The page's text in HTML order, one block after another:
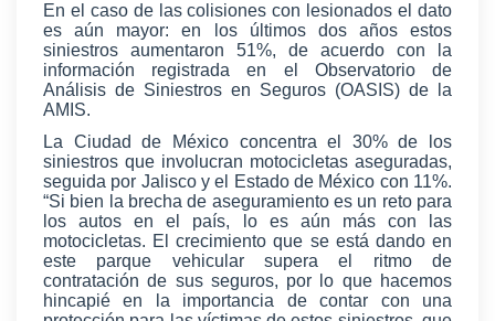
En el caso de las colisiones con lesionados el dato
es aún mayor: en los últimos dos años estos
siniestros aumentaron 51%, de acuerdo con la
información registrada en el Observatorio de
Análisis de Siniestros en Seguros (OASIS) de la
AMIS.
La Ciudad de México concentra el 30% de los
siniestros que involucran motocicletas aseguradas,
seguida por Jalisco y el Estado de México con 11%.
“Si bien la brecha de aseguramiento es un reto para
los autos en el país, lo es aún más con las
motocicletas. El crecimiento que se está dando en
este parque vehicular supera el ritmo de
contratación de sus seguros, por lo que hacemos
hincapié en la importancia de contar con una